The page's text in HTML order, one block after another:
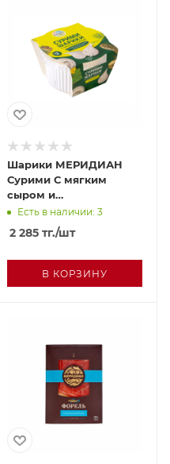
Шарики МЕРИДИАН
Сурими С мягким
сыром и
маринованными
огурчиками 100г
Есть в наличии: 3
2 285 тг./шт
В КОРЗИНУ